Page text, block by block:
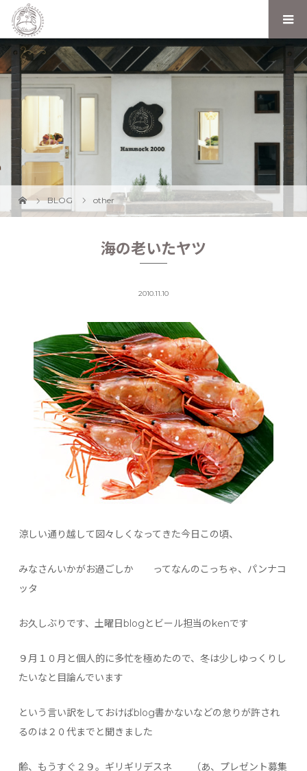
BLOG other
海の老いたヤツ
2010.11.10
涼しい通り越して図々しくなってきた今日この頃、
みなさんいかがお過ごしか ってなんのこっちゃ、パンナコ
ッタ
お久しぶりです、土曜日blogとビール担当のkenです
９月１０月と個人的に多忙を極めたので、冬は少しゆっくりし
たいなと目論んでいます
という言い訳をしておけばblog書かないなどの怠りが許され
るのは２０代までと聞きました
齢、もうすぐ２９。ギリギリデスネ （あ、プレゼント募集